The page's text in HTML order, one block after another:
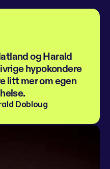
og Harald
hypokondere
litt mer om egen
Dobloug